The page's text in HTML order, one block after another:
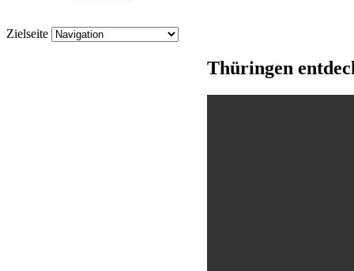
Zielseite
Thüringen